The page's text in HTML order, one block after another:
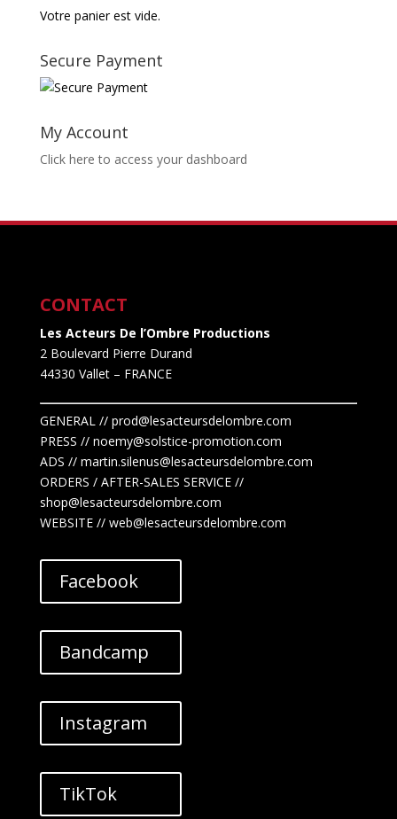
Votre panier est vide.
Secure Payment
My Account
Click here to access your dashboard
CONTACT
Les Acteurs De l’Ombre Productions
2 Boulevard Pierre Durand
44330 Vallet– FRANCE
GENERAL // prod@lesacteursdelombre.com
PRESS // noemy@solstice-promotion.com
ADS // martin.silenus@lesacteursdelombre.com
ORDERS / AFTER-SALES SERVICE //
shop@lesacteursdelombre.com
WEBSITE // web@lesacteursdelombre.com
Facebook
Bandcamp
Instagram
TikTok